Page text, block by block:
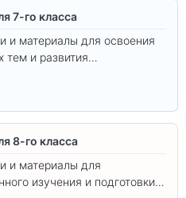
7-го класса
и материалы для освоения
тем и развития
8-го класса
и материалы для
изучения и подготовки к